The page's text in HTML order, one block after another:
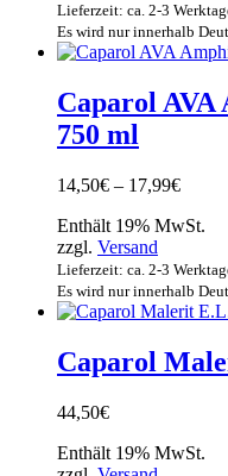
Lieferzeit: ca. 2-3
Es wird nur innerhalb
Caparol
750 ml
14,50€ – 17,99€
bis
Enthält 19% MwSt.
zzgl. Versand
Lieferzeit: ca. 2-3
Es wird nur innerhalb
Caparol
44,50€
Enthält 19% MwSt.